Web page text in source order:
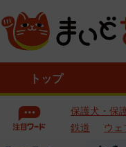
トップ
保護犬・保
鉄道
ウェ